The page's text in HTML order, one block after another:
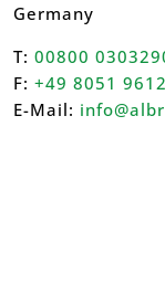
Germany
T: 00800
F: +49 8051
E-Mail: